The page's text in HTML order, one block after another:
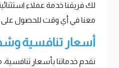
لك فريقنا خدمة عملاء
معنا في أي وقت للحصول على
أسعار تنافسية
نقدم خدماتنا بأسعار